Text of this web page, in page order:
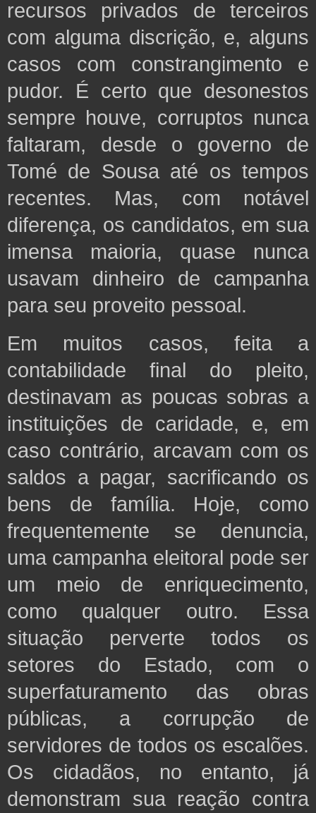
recursos privados de terceiros
com alguma discrição, e, alguns
casos com constrangimento e
pudor. É certo que desonestos
sempre houve, corruptos nunca
faltaram, desde o governo de
Tomé de Sousa até os tempos
recentes. Mas, com notável
diferença, os candidatos, em sua
imensa maioria, quase nunca
usavam dinheiro de campanha
para seu proveito pessoal.
Em muitos casos, feita a
contabilidade final do pleito,
destinavam as poucas sobras a
instituições de caridade, e, em
caso contrário, arcavam com os
saldos a pagar, sacrificando os
bens de família. Hoje, como
frequentemente se denuncia,
uma campanha eleitoral pode ser
um meio de enriquecimento,
como qualquer outro. Essa
situação perverte todos os
setores do Estado, com o
superfaturamento das obras
públicas, a corrupção de
servidores de todos os escalões.
Os cidadãos, no entanto, já
demonstram sua reação contra